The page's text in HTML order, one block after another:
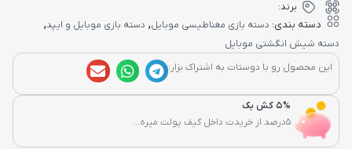
برند:
دسته بندی: دسته بازی مغناطیسی موبایل, دسته بازی موبایل و ایپد,
دسته شیش انگشتی موبایل
این محصول رو با دوستات به اشتراک بزار:
5% کش بک
5درصد از خریدت داخل کیف پولت میره...